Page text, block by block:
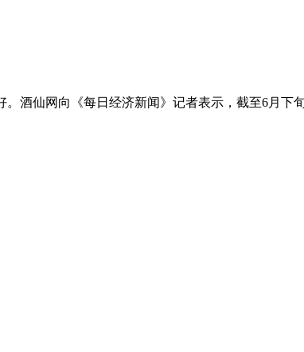
酒仙网向《每日经济新闻》记者表示，截至6月下